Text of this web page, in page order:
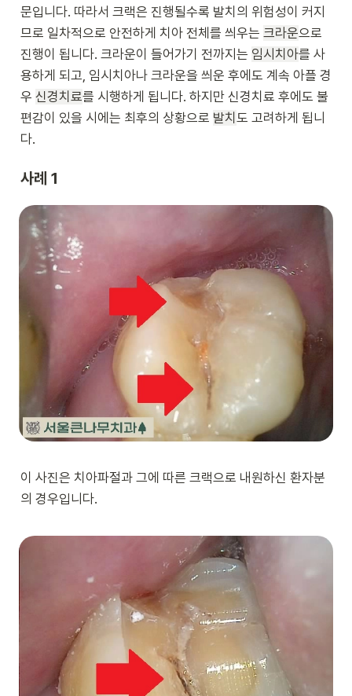
문입니다. 따라서 크랙은 진행될수록 발치의 위험성이 커지
므로 일차적으로 안전하게 치아 전체를 씌우는 크라운으로
진행이 됩니다. 크라운이 들어가기 전까지는 임시치아를 사
용하게 되고, 임시치아나 크라운을 씌운 후에도 계속 아플 경
우 신경치료를 시행하게 됩니다. 하지만 신경치료 후에도 불
편감이 있을 시에는 최후의 상황으로 발치 도 고려하게 됩니
다.
사례 1
이 사진은 치아파절과 그에 따른 크랙으로 내원하신 환자분
의 경우입니다.